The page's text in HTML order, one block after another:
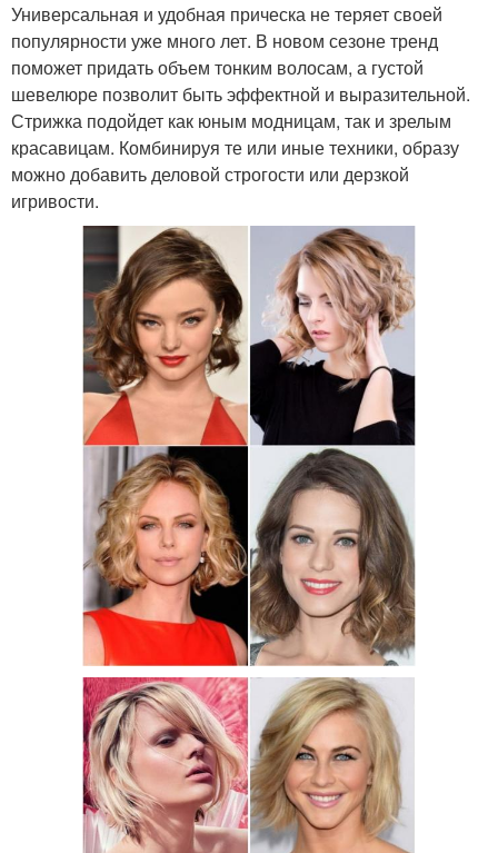
Универсальная и удобная прическа не теряет своей
популярности уже много лет. В новом сезоне тренд
поможет придать объем тонким волосам, а густой
шевелюре позволит быть эффектной и выразительной.
Стрижка подойдет как юным модницам, так и зрелым
красавицам. Комбинируя те или иные техники, образу
можно добавить деловой строгости или дерзкой
игривости.